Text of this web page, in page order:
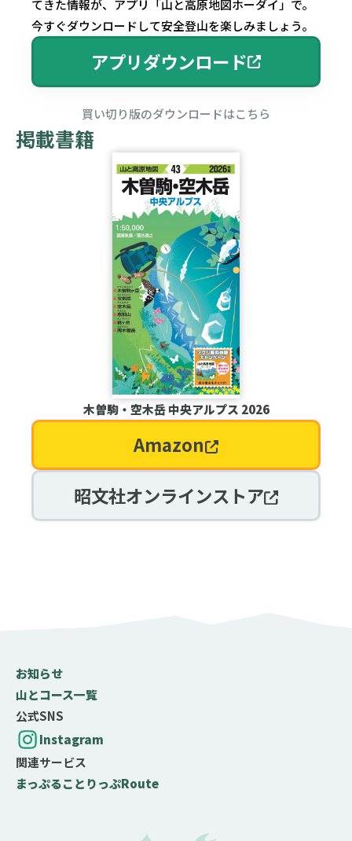
てきた情報が、アプリ「山と高原地図ホーダイ」で。
今すぐダウンロードして安全登山を楽しみましょう。
アプリダウンロード
買い切り版のダウンロードはこちら
掲載書籍
木曽駒・空木岳 中央アルプス 2026
Amazon
昭文社オンラインストア
お知らせ
山とコース一覧
公式SNS
Instagram
関連サービス
まっぷることりっぷRoute